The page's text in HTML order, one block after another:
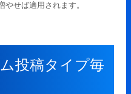
せば適用されます。
投稿タイプ毎